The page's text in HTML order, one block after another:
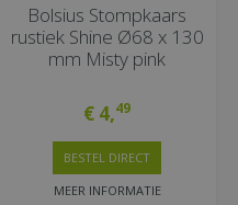
Bolsius Stompkaars
rustiek Shine Ø68 x 130
mm Misty pink
€ 4,49
MEER INFORMATIE
BESTEL DIRECT